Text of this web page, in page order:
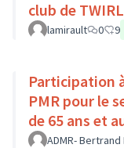
club de
lamirault 0 9
Participation
PMR pour le
de 65 ans et
Pays Loire-
ADMR-